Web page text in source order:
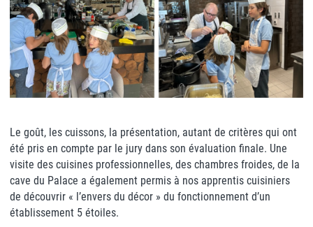
Le goût, les cuissons, la présentation, autant de critères qui ont
été pris en compte par le jury dans son évaluation finale. Une
visite des cuisines professionnelles, des chambres froides, de la
cave du Palace a également permis à nos apprentis cuisiniers
de découvrir « l’envers du décor » du fonctionnement d’un
établissement 5 étoiles.